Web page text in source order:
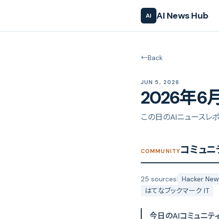
AI AI News Hub
←Back
JUN 5, 2026
2026年6
この日のAIニュースレ
COMMUNITYコミュニ
25 sources| Hacker
はてなブックマーク IT
今日のAIコミュニ